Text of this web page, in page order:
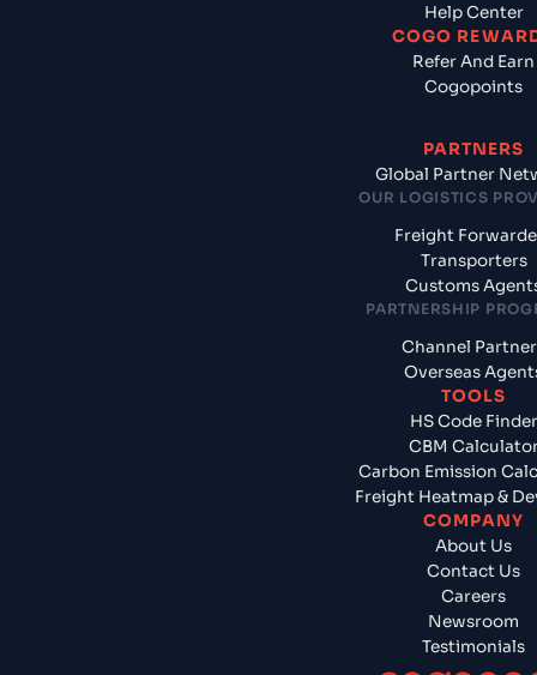
Help Center
COGO
Refer And Earn
Cogopoints
PARTNERS
Global Partner
OUR LOGISTICS
Freight
Transporters
Customs
PARTNERSHIP
Channel
Overseas
TOOLS
HS Code Finder
CBM
Carbon Emission
Freight Heatmap &
COMPANY
About Us
Contact Us
Careers
Newsroom
Testimonials